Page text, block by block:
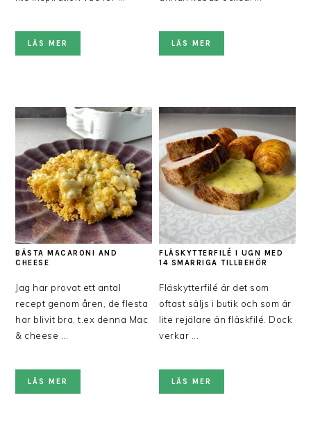
LÄS MER LÄS MER
BÄSTA MACARONI AND
CHEESE
Jag har provat ett antal
recept genom åren, de flesta
har blivit bra, t.ex denna Mac
& cheese ...
LÄS MER
FLÄSKYTTERFILÉ I UGN MED
14 SMARRIGA TILLBEHÖR
Fläskytterfilé är det som
oftast säljs i butik och som är
lite rejälare än fläskfilé. Dock
verkar ...
LÄS MER